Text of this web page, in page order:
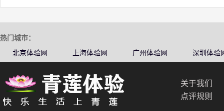
热门城市：
北京体验网
上海体验网 广州体验网 深圳体验
关于我们
点评规则